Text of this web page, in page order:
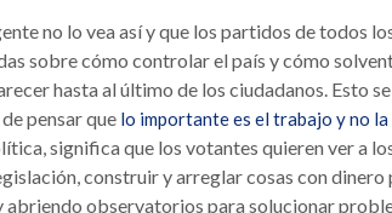
no lo vea así y que los partidos de todos
sobre cómo controlar el país y cómo
hasta al último de los ciudadanos. Esto
pensar que lo importante es el trabajo y no
significa que los votantes quieren ver a
construir y arreglar cosas con
abriendo observatorios para solucionar